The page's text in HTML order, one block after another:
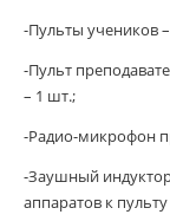
-Пульты учеников
-Пульт
– 1 шт.;
-Радио-микрофон
-Заушный
аппаратов к